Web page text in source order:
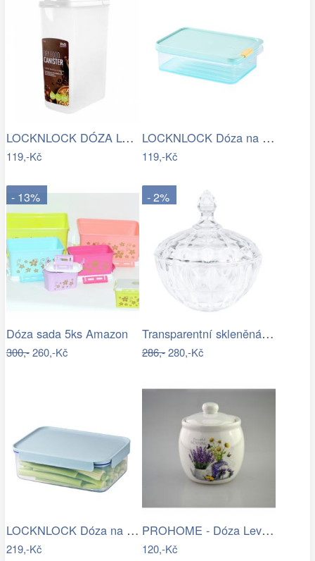
LOCKNLOCK DÓZA LOCK NA SUCHÉ POTRAVINY,…
119,-Kč
LOCKNLOCK Dóza na potraviny LOCK 1050ml…
119,-Kč
- 13%
Dóza sada 5ks Amazon
300,-260,-Kč
- 2%
Transparentní skleněná miska dóza na…
286,-280,-Kč
LOCKNLOCK Dóza na potraviny LOCK 2800ml…
219,-Kč
PROHOME - Dóza Levandule
120,-Kč